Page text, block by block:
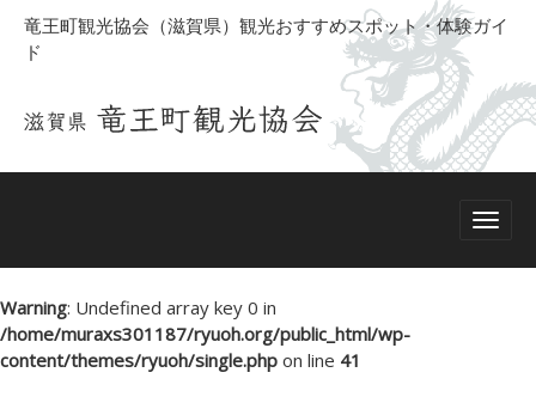
竜王町観光協会（滋賀県）観光おすすめスポット・体験ガイ
ド
Warning: Undefined array key 0 in
/home/muraxs301187/ryuoh.org/public_html/wp-
content/themes/ryuoh/single.php on line 41